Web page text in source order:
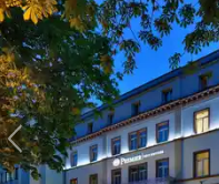
Forrige bilde